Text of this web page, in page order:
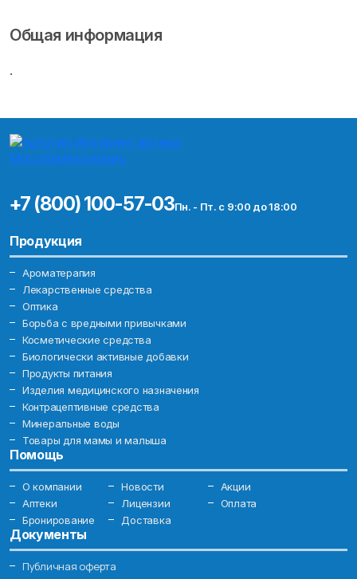
Общая информация
.
+7 (800) 100-57-03Пн. - Пт. с 9:00 до 18:00
Продукция
Ароматерапия
Лекарственные средства
Оптика
Борьба с вредными привычками
Косметические средства
Биологически активные добавки
Продукты питания
Изделия медицинского назначения
Контрацептивные средства
Минеральные воды
Товары для мамы и малыша
Помощь
О компании Новости
Акции
Аптеки
Лицензии
Оплата
Бронирование
Доставка
Документы
Публичная оферта